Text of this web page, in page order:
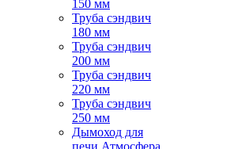
150 мм
Труба сэндвич
180 мм
Труба сэндвич
200 мм
Труба сэндвич
220 мм
Труба сэндвич
250 мм
Дымоход для
печи Атмосфера